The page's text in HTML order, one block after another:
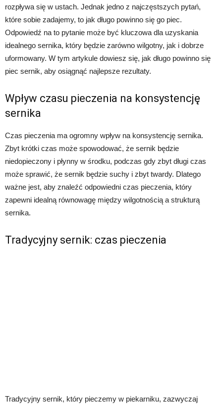
rozpływa się w ustach. Jednak jedno z najczęstszych pytań,
które sobie zadajemy, to jak długo powinno się go piec.
Odpowiedź na to pytanie może być kluczowa dla uzyskania
idealnego sernika, który będzie zarówno wilgotny, jak i dobrze
uformowany. W tym artykule dowiesz się, jak długo powinno się
piec sernik, aby osiągnąć najlepsze rezultaty.
Wpływ czasu pieczenia na konsystencję
sernika
Czas pieczenia ma ogromny wpływ na konsystencję sernika.
Zbyt krótki czas może spowodować, że sernik będzie
niedopieczony i płynny w środku, podczas gdy zbyt długi czas
może sprawić, że sernik będzie suchy i zbyt twardy. Dlatego
ważne jest, aby znaleźć odpowiedni czas pieczenia, który
zapewni idealną równowagę między wilgotnością a strukturą
sernika.
Tradycyjny sernik: czas pieczenia
Tradycyjny sernik, który pieczemy w piekarniku, zazwyczaj